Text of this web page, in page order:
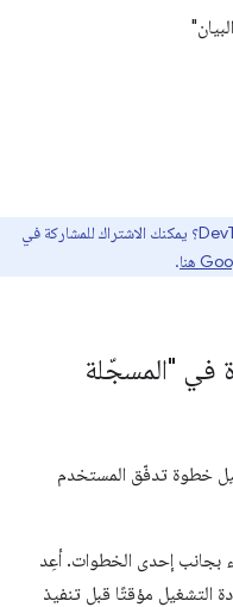
.
في "المسجّلة
خطوة تدفّق المستخدم
بجانب إحدى الخطوات. أعِد
التشغيل مؤقتًا قبل تنفيذ